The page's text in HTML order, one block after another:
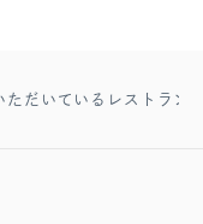
ただいているレストラン